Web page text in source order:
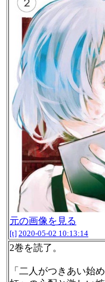
元の画像を見る
[t] 2020-05-02 10:13:14
2巻を読了。
「二人がつきあい始